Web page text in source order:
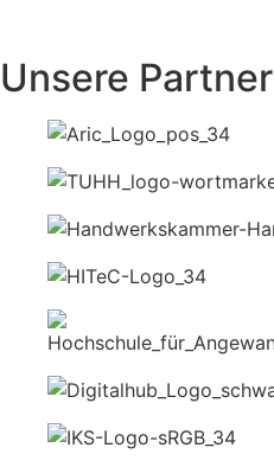
Unsere Partner